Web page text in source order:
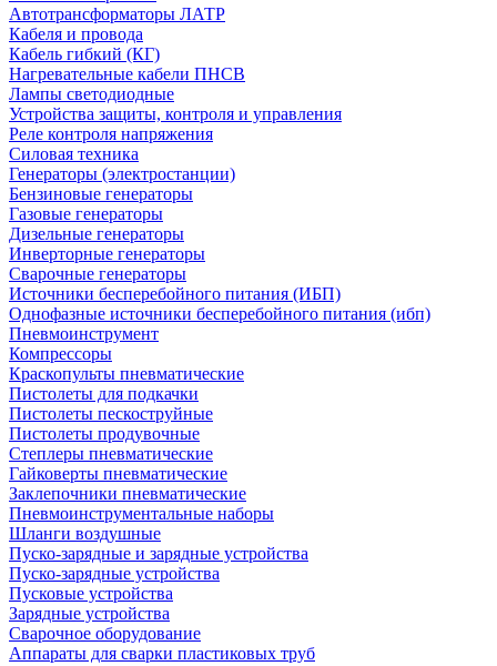
Автотрансформаторы ЛАТР
Кабеля и провода
Кабель гибкий (КГ)
Нагревательные кабели ПНСВ
Лампы светодиодные
Устройства защиты, контроля и управления
Реле контроля напряжения
Силовая техника
Генераторы (электростанции)
Бензиновые генераторы
Газовые генераторы
Дизельные генераторы
Инверторные генераторы
Сварочные генераторы
Источники бесперебойного питания (ИБП)
Однофазные источники бесперебойного питания (ибп)
Пневмоинструмент
Компрессоры
Краскопульты пневматические
Пистолеты для подкачки
Пистолеты пескоструйные
Пистолеты продувочные
Степлеры пневматические
Гайковерты пневматические
Заклепочники пневматические
Пневмоинструментальные наборы
Шланги воздушные
Пуско-зарядные и зарядные устройства
Пуско-зарядные устройства
Пусковые устройства
Зарядные устройства
Сварочное оборудование
Аппараты для сварки пластиковых труб